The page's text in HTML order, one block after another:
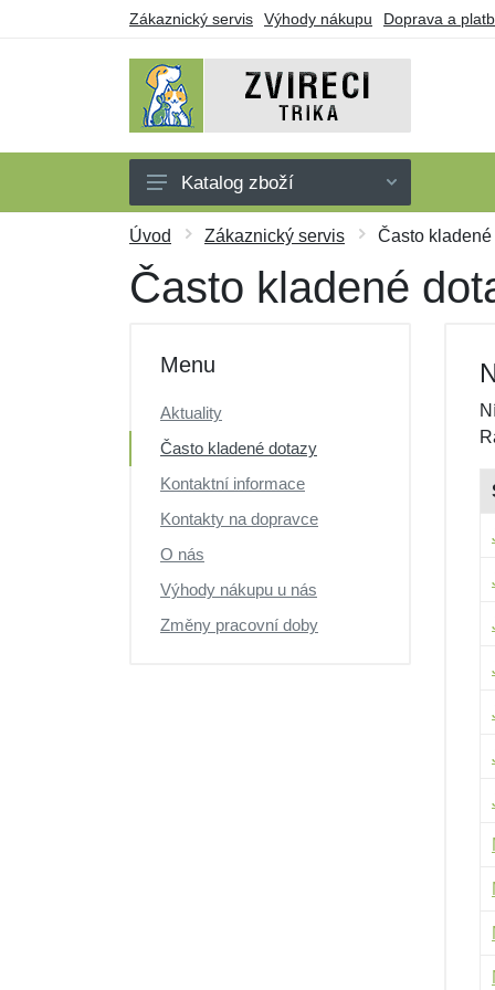
Zákaznický servis Výhody nákupu Doprava a
Trička
Tílka
Katalog zboží
Úvod Zákaznický servis Často
Často kladené
Menu
Aktuality
Často kladené dotazy
Kontaktní informace
Kontakty na dopravce
O nás
Výhody nákupu u nás
Změny pracovní doby